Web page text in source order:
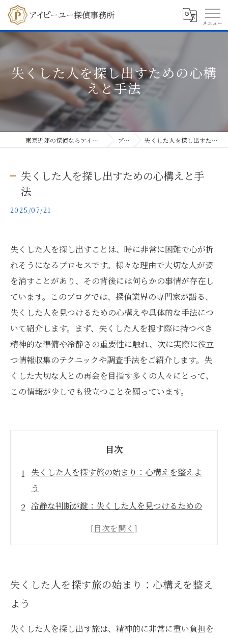
失くした人を探し出すための心構
えと手法
東京近郊の探偵ならアイピーユー探偵事務所 ブログ 失くした人を探し出すための心構えと手法
失くした人を探し出すための心構えと手
法
2025/07/21
失くした人を探し出すことは、時に非常に困難で心が折
れそうになるプロセスです。様々な理由で大切な人が姿
を消すことがあり、その背後には何らかの事情が存在し
ています。このブログでは、探偵業界の専門家が語る、
失くした人を見つけるための心構えや具体的な手法につ
いて紹介します。まず、失くした人を捜す際に持つべき
精神的な準備や冷静さの重要性に触れ、次に実際に役立
つ情報収集のテクニックや調査手法をご紹介します。失
くした大切な人との再会を目指す多くの人々にとって、
この情報が少しでも役立つことを願っています。
目次
失くした人を探す旅の始まり：心構えを整えよ
う
冷静な判断が鍵：失くした人を見つけるための
訣
となるメッセージ
失くした人を探す旅の始まり：心構えを整え
よう
失くした人を探し出す旅は、精神的に非常に重い負担を